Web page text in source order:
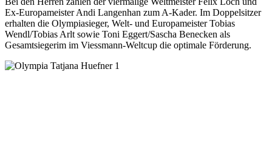
Ex-Europameister Andi Langenhan zum A-Kader. Im Doppelsitzer
erhalten die Olympiasieger, Welt- und Europameister Tobias
Wendl/Tobias Arlt sowie Toni Eggert/Sascha Benecken als
Gesamtsiegerim im Viessmann-Weltcup die optimale Förderung.